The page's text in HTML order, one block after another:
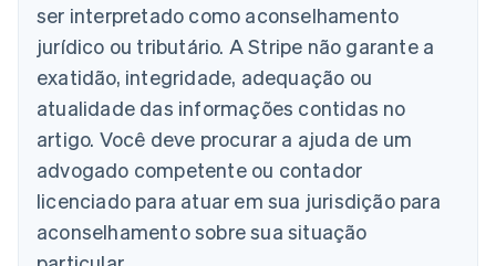
ser interpretado como aconselhamento
jurídico ou tributário. A Stripe não garante a
exatidão, integridade, adequação ou
atualidade das informações contidas no
artigo. Você deve procurar a ajuda de um
advogado competente ou contador
licenciado para atuar em sua jurisdição para
aconselhamento sobre sua situação
Bélgica
Brasil
PortuguêsEnglish
Bulgária
Canadá
EnglishFrançais
China continental
简体中文English
Chipre
English